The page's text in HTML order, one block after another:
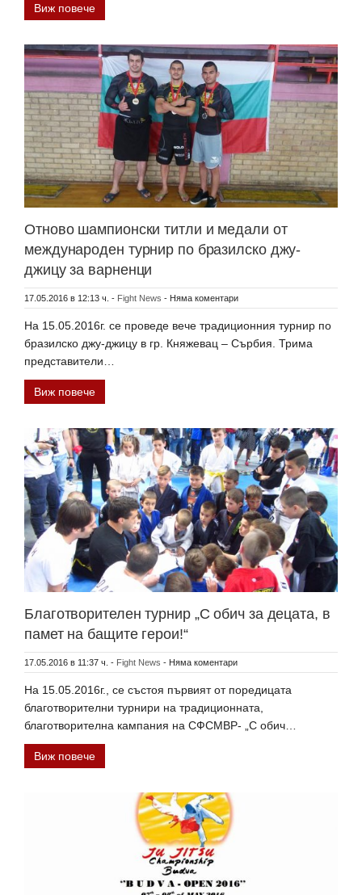
Виж повече
Отново шампионски титли и медали от
международен турнир по бразилско джу-
джицу за варненци
17.05.2016 в 12:13 ч. - Fight News - Няма коментари
На 15.05.2016г. се проведе вече традиционния турнир по
бразилско джу-джицу в гр. Княжевац – Сърбия. Трима
представители…
Виж повече
Благотворителен турнир „С обич за децата, в
памет на бащите герои!“
17.05.2016 в 11:37 ч. - Fight News - Няма коментари
На 15.05.2016г., се състоя първият от поредицата
благотворителни турнири на традиционната,
благотворителна кампания на СФСМВР- „С обич…
Виж повече